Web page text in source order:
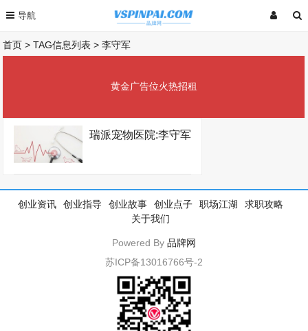
首页 > TAG信息列表 > 李守军
黄金广告位火热招租
瑞派宠物医院:李守军
创业资讯 创业指导 创业故事 创业点子 职场江湖
求职攻略
关于我们
Powered By 品牌网
苏ICP备13016766号-2